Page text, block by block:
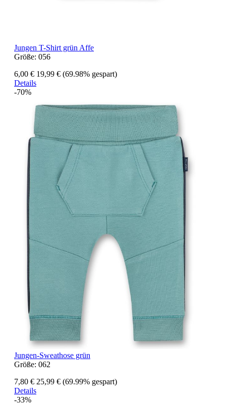
Jungen T-Shirt grün Affe
Größe: 056
6,00 € 19,99 € (69.98% gespart)
Details
-70%
Jungen-Sweathose grün
Größe: 062
7,80 € 25,99 € (69.99% gespart)
Details
-33%